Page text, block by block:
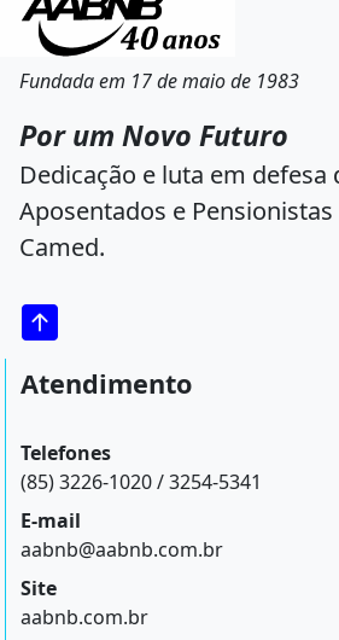
Fundada em 17 de maio de 1983
Por um Novo Futuro
Dedicação e luta em
Aposentados e
Camed.
Atendimento
Telefones
(85) 3226-1020 / 3254-5341
E-mail
aabnb@aabnb.com.br
Site
aabnb.com.br